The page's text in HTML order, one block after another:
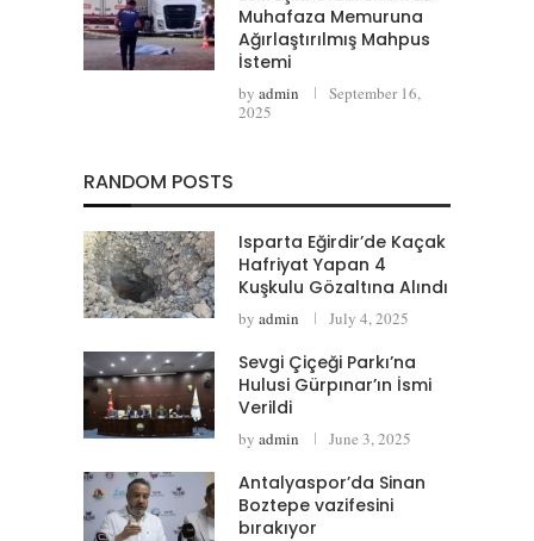
Muhafaza Memuruna
Ağırlaştırılmış Mahpus
İstemi
by admin
September 16,
2025
RANDOM POSTS
Isparta Eğirdir’de Kaçak
Hafriyat Yapan 4
Kuşkulu Gözaltına Alındı
by admin July 4, 2025
Sevgi Çiçeği Parkı’na
Hulusi Gürpınar’ın İsmi
Verildi
by admin June 3, 2025
Antalyaspor’da Sinan
Boztepe vazifesini
bırakıyor